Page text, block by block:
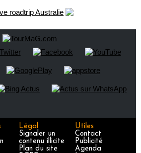
Légal
Signaler un
contenu illicite
Plan du site
Utiles
Contact
Publicité
Agenda